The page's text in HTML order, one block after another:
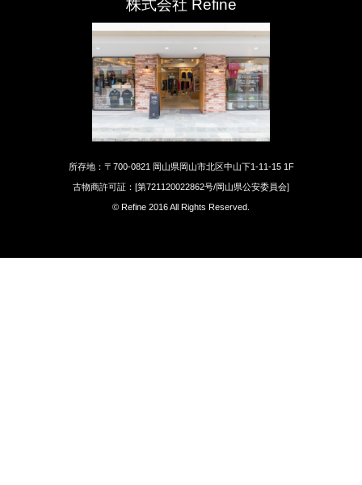
株式会社 Refine
所存地：〒700-0821 岡山県岡山市北区中山下1-11-15 1F
古物商許可証：[第721120022862号/岡山県公安委員会]
© Refine 2016 All Rights Reserved.